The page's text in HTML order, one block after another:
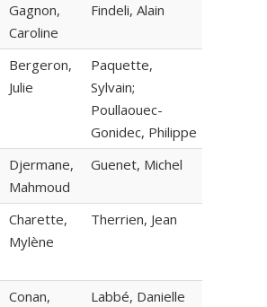
Gagnon,
Caroline
Findeli, Alain
Bergeron,
Julie
Paquette,
Sylvain;
Poullaouec-
Gonidec, Philippe
Djermane,
Mahmoud
Guenet, Michel
Charette,
Mylène
Therrien, Jean
Conan,
Labbé, Danielle